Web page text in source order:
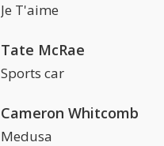
Je T'aime
Tate McRae
Sports car
Cameron Whitcomb
Medusa